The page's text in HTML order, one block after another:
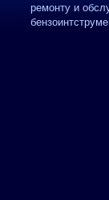
ремонту и